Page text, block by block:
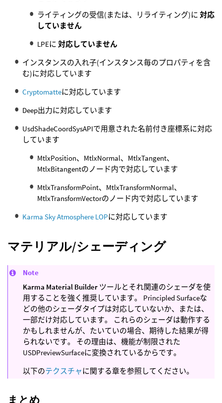
ライティングの受信(または、リライティング)に 対応
していません
LPEに 対応していません
インスタンスの入れ子(インスタンス毎のプロパティを含
む)に対応しています
Cryptomatteに対応しています
Deep出力に対応しています
UsdShadeCoordSysAPIで用意された名前付き座標系に対応
しています
MtlxPosition、MtlxNormal、MtlxTangent、
MtlxBitangentのノード内で対応しています
MtlxTransformPoint、MtlxTransformNormal、
MtlxTransformVectorのノード内で対応しています
Karma Sky Atmosphere LOPに対応しています
マテリアル/シェーディング
Note
Karma Material Builder ツールとそれ関連のシェーダを使
用することを強く推奨しています。 Principled Surfaceな
どの他のシェーダタイプは対応していないか、または、
一部だけ対応しています。 これらのシェーダは動作する
かもしれませんが、たいていの場合、期待した結果が得
られないです。 その理由は、機能が制限された
USDPreviewSurfaceに変換されているからです。
以下のテクスチャ に関する章を参照してください。
まとめ